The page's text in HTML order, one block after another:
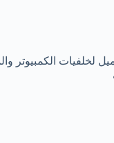
لخلفيات الكمبيوتر